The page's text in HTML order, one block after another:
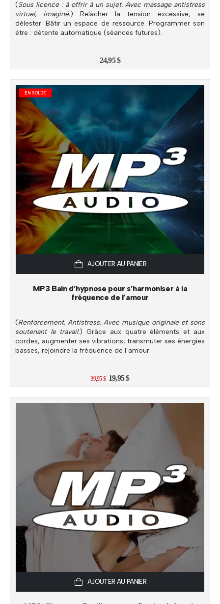
(Sous licence : à offrir à un sujet. Avec massage antistress
virtuel, imaginé.) Relâcher la tension excessive, se
délester. Bâtir un espace de ressource. Programmer son
être : détente automatique (séances futures).
24,95$
EN SOLDE
AJOUTER AU PANIER
MP3 Bain d’hypnose pour s’harmoniser à la
fréquence de l’amour
(Renforcement. Antistress. Avec musique originale et sons
soutenant le travail.) Grâce aux quatre éléments et aux
cordes, augmenter ses vibrations; transmuter ses énergies
basses, rejoindre la fréquence de l’amour.
39,95$ Le
prix
était :
19,95$Le
prix
est :
19,95 $.
AJOUTER AU PANIER